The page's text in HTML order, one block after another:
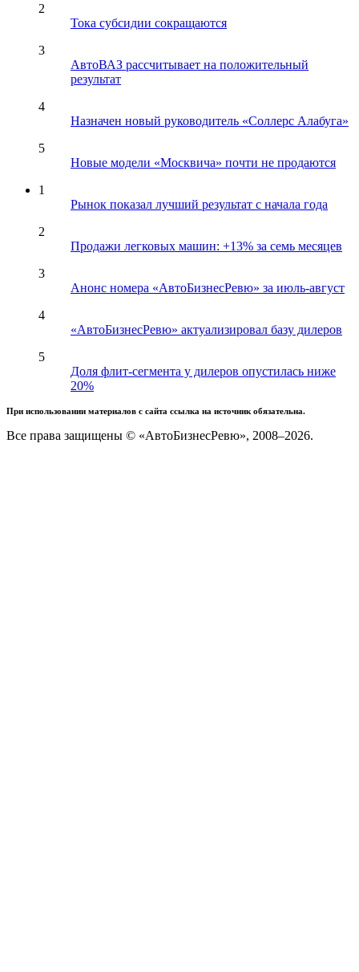
2
Тока субсидии сокращаются
3
АвтоВАЗ рассчитывает на положительный
результат
4
Назначен новый руководитель «Соллерс Алабуга»
5
Новые модели «Москвича» почти не продаются
1
Рынок показал лучший результат с начала года
2
Продажи легковых машин: +13% за семь месяцев
3
Анонс номера «АвтоБизнесРевю» за июль-август
4
«АвтоБизнесРевю» актуализировал базу дилеров
5
Доля флит-сегмента у дилеров опустилась ниже
20%
При использовании материалов с сайта ссылка на источник обязательна.
Все права защищены © «АвтоБизнесРевю», 2008–2026.